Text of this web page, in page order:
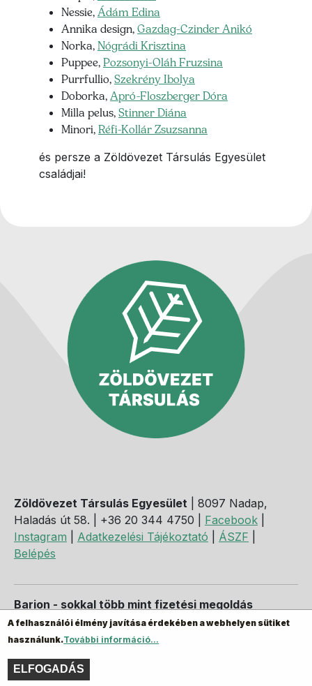
Nessie, Ádám Edina
Annika design, Gazdag-Czinder Anikó
Norka, Nógrádi Krisztina
Puppee, Pozsonyi-Oláh Fruzsina
Purrfullio, Szekrény Ibolya
Doborka, Apró-Floszberger Dóra
Milla pelus, Stinner Diána
Minori, Réfi-Kollár Zsuzsanna
és persze a Zöldövezet Társulás Egyesület
családjai!
Zöldövezet Társulás Egyesület | 8097 Nadap,
Haladás út 58. | +36 20 344 4750 | Facebook
Instagram
Adatkezelési Tájékoztató ÁSZF
Belépés
Barion - sokkal több mint fizetési megoldás
A felhasználói élmény javítása érdekében a webhelyen sütiket
használunk.További információ...
ELFOGADÁS